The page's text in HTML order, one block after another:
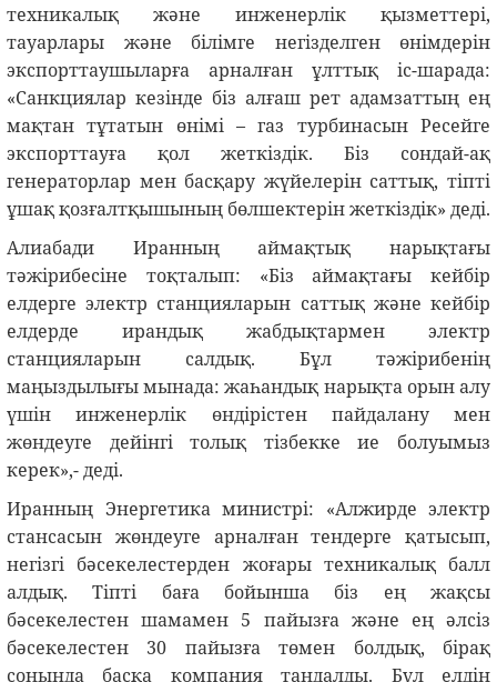
техникалық және инженерлік қызметтері,
тауарлары және білімге негізделген өнімдерін
экспорттаушыларға арналған ұлттық іс-шарада:
«Санкциялар кезінде біз алғаш рет адамзаттың ең
мақтан тұтатын өнімі – газ турбинасын Ресейге
экспорттауға қол жеткіздік. Біз сондай-ақ
генераторлар мен басқару жүйелерін саттық, тіпті
ұшақ қозғалтқышының бөлшектерін жеткіздік» деді.
Алиабади Иранның аймақтық нарықтағы
тәжірибесіне тоқталып: «Біз аймақтағы кейбір
елдерге электр станцияларын саттық және кейбір
елдерде ирандық жабдықтармен электр
станцияларын салдық. Бұл тәжірибенің
маңыздылығы мынада: жаһандық нарықта орын алу
үшін инженерлік өндірістен пайдалану мен
жөндеуге дейінгі толық тізбекке ие болуымыз
керек»,- деді.
Иранның Энергетика министрі: «Алжирде электр
стансасын жөндеуге арналған тендерге қатысып,
негізгі бәсекелестерден жоғары техникалық балл
алдық. Тіпті баға бойынша біз ең жақсы
бәсекелестен шамамен 5 пайызға және ең әлсіз
бәсекелестен 30 пайызға төмен болдық, бірақ
соңында басқа компания таңдалды. Бұл елдің